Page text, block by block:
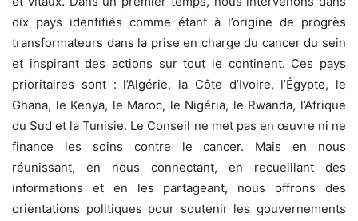
dix pays identifiés comme étant à l’origine de progrès
transformateurs dans la prise en charge du cancer du sein
et inspirant des actions sur tout le continent. Ces pays
prioritaires sont : l’Algérie, la Côte d’Ivoire, l’Égypte, le
Ghana, le Kenya, le Maroc, le Nigéria, le Rwanda, l’Afrique
du Sud et la Tunisie. Le Conseil ne met pas en œuvre ni ne
finance les soins contre le cancer. Mais en nous
réunissant, en nous connectant, en recueillant des
informations et en les partageant, nous offrons des
orientations politiques pour soutenir les gouvernements